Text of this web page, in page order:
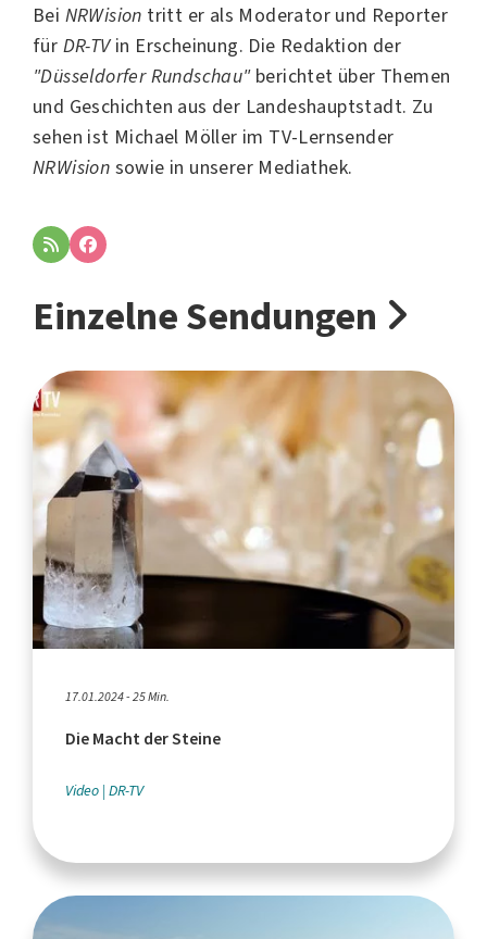
Bei NRWision tritt er als Moderator und Reporter
für DR-TVin Erscheinung. Die Redaktion der
"Düsseldorfer Rundschau"berichtet über Themen
und Geschichten aus der Landeshauptstadt. Zu
sehen ist Michael Möller im TV-Lernsender
NRWision sowie in unserer Mediathek.
Einzelne Sendungen
17.01.2024 - 25 Min.
Die Macht der Steine
Video DR-TV